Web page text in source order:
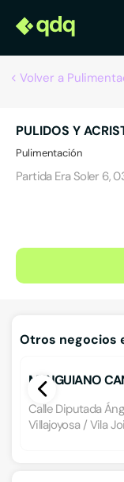
Volver a
PULIDOS Y
Pulimentación
Partida Era Soler 6,
Otros negocios
MENGUIANO
Calle Diputada
Villajoyosa / Vila